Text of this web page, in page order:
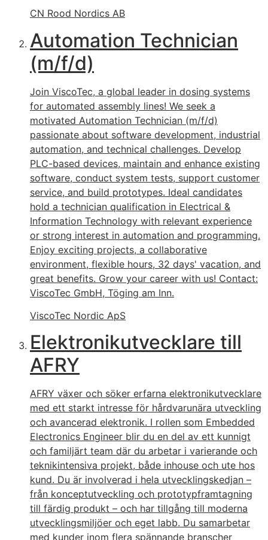
CN Rood Nordics AB
Automation Technician
(m/f/d)
Join ViscoTec, a global leader in dosing systems
for automated assembly lines! We seek a
motivated Automation Technician (m/f/d)
passionate about software development, industrial
automation, and technical challenges. Develop
PLC-based devices, maintain and enhance existing
software, conduct system tests, support customer
service, and build prototypes. Ideal candidates
hold a technician qualification in Electrical &
Information Technology with relevant experience
or strong interest in automation and programming.
Enjoy exciting projects, a collaborative
environment, flexible hours, 32 days' vacation, and
great benefits. Grow your career with us! Contact:
ViscoTec GmbH, Töging am Inn.
ViscoTec Nordic ApS
Elektronikutvecklare till
AFRY
AFRY växer och söker erfarna elektronikutvecklare
med ett starkt intresse för hårdvarunära utveckling
och avancerad elektronik. I rollen som Embedded
Electronics Engineer blir du en del av ett kunnigt
och familjärt team där du arbetar i varierande och
teknikintensiva projekt, både inhouse och ute hos
kund. Du är involverad i hela utvecklingskedjan –
från konceptutveckling och prototypframtagning
till färdig produkt – och har tillgång till moderna
utvecklingsmiljöer och eget labb. Du samarbetar
med kunder inom flera spännande branscher